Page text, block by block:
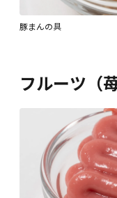
豚まんの具
フルーツ（